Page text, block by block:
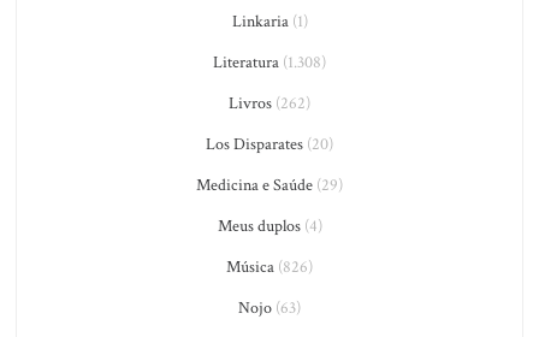
Linkaria(1)
Literatura (1.308)
Livros (262)
Los Disparates (20)
Medicina e Saúde (29)
Meus duplos(4)
Música (826)
Nojo (63)